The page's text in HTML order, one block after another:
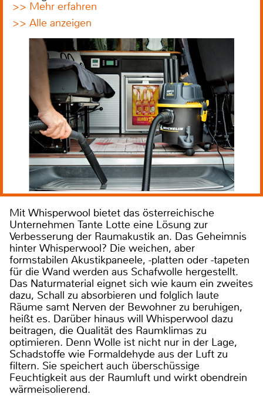
>> Mehr erfahren
>> Alle anzeigen
Mit Whisperwool bietet das österreichische
Unternehmen Tante Lotte eine Lösung zur
Verbesserung der Raumakustik an. Das Geheimnis
hinter Whisperwool? Die weichen, aber
formstabilen Akustikpaneele, -platten oder -tapeten
für die Wand werden aus Schafwolle hergestellt.
Das Naturmaterial eignet sich wie kaum ein zweites
dazu, Schall zu absorbieren und folglich laute
Räume samt Nerven der Bewohner zu beruhigen,
heißt es. Darüber hinaus will Whisperwool dazu
beitragen, die Qualität des Raumklimas zu
optimieren. Denn Wolle ist nicht nur in der Lage,
Schadstoffe wie Formaldehyde aus der Luft zu
filtern. Sie speichert auch überschüssige
Feuchtigkeit aus der Raumluft und wirkt obendrein
wärmeisolierend.